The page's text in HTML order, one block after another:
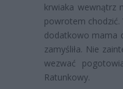
krwiaka wewnątrz
powrotem
dodatkowo mama
zamyśliła. Nie
wezwać
Ratunkowy.